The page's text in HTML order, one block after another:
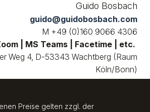
Guido Bosbach
guido@guidobosbach.com
M +49 (0)160 9066 4306
| MS Teams | Facetime | etc.
Weg 4, D-53343 Wachtberg (Raum
Köln/Bonn)
Preise gelten zzgl. der